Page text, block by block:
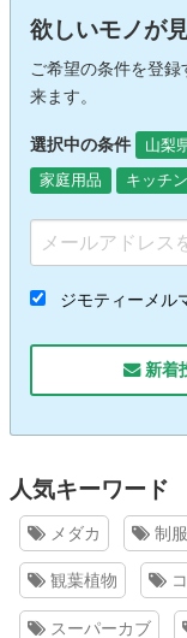
欲しいモノが
ご希望の条件を登
来ます。
選択中の条件 山梨
家庭用品
キッチ
ジモティーメル
新着
人気キーワード
メダカ 制服
観葉植物
スーパーカブ